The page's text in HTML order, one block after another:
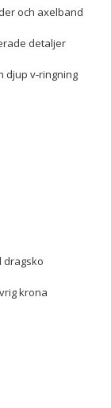
och axelband
detaljer
djup v-ringning
dragsko
krona